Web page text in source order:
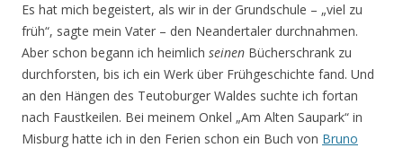
Es hat mich begeistert, als wir in der Grundschule – „viel zu
früh“, sagte mein Vater – den Neandertaler durchnahmen.
Aber schon begann ich heimlich seinen Bücherschrank zu
durchforsten, bis ich ein Werk über Frühgeschichte fand. Und
an den Hängen des Teutoburger Waldes suchte ich fortan
nach Faustkeilen. Bei meinem Onkel „Am Alten Saupark“ in
Misburg hatte ich in den Ferien schon ein Buch von Bruno